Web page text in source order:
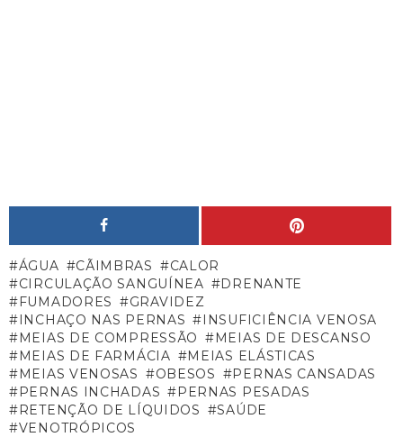
ÁGUA CÃIMBRAS
CALOR
CIRCULAÇÃO SANGUÍNEA
DRENANTE
FUMADORES
GRAVIDEZ
INCHAÇO NAS PERNAS
INSUFICIÊNCIA VENOSA
MEIAS DE COMPRESSÃO
MEIAS DE DESCANSO
MEIAS DE FARMÁCIA
MEIAS ELÁSTICAS
MEIAS VENOSAS
OBESOS
PERNAS CANSADAS
PERNAS INCHADAS
PERNAS PESADAS
RETENÇÃO DE LÍQUIDOS
SAÚDE
VENOTRÓPICOS